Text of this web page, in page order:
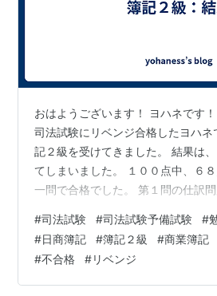
おはようございます！ ヨハネです！
司法試験にリベンジ合格したヨハ
記２級を受けてきました。 結果は
てしまいました。 １００点中、６
一問で合格でした。 第１問の仕訳
０点近く落としてしまいました。 一
の得意な株主資本変動計算書でした
０。 簡単なロットで不合格、悔しい
一度リベンジしようと思います。
#司法試験 #司法試験予備試験 #
#日商簿記 #簿記２級 #商業簿記
#不合格 #リベンジ